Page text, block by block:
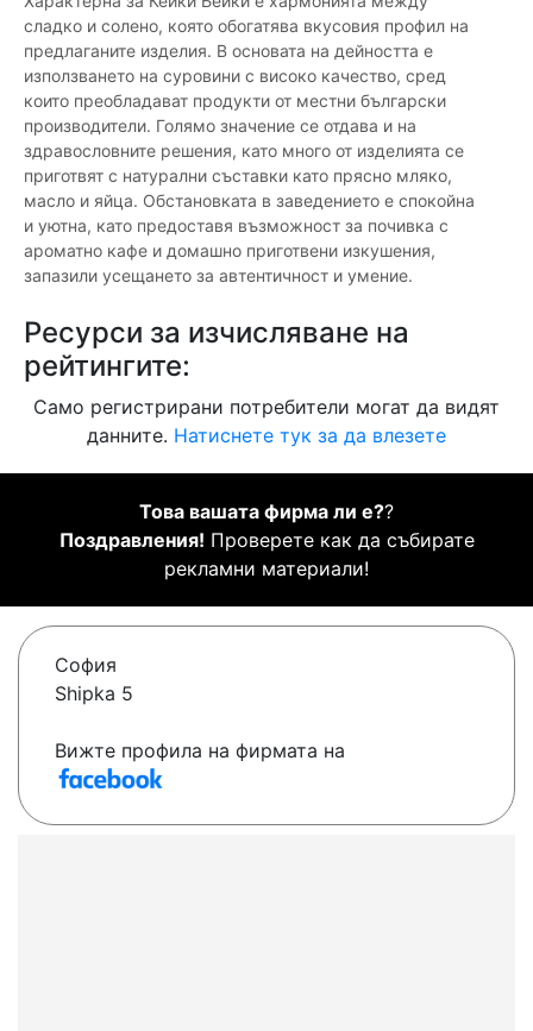
сладко и солено, която обогатява вкусовия профил на
предлаганите изделия. В основата на дейността е
използването на суровини с високо качество, сред
които преобладават продукти от местни български
производители. Голямо значение се отдава и на
здравословните решения, като много от изделията се
приготвят с натурални съставки като прясно мляко,
масло и яйца. Обстановката в заведението е спокойна
и уютна, като предоставя възможност за почивка с
ароматно кафе и домашно приготвени изкушения,
запазили усещането за автентичност и умение.
Ресурси за изчисляване на
рейтингите:
Само регистрирани потребители могат да видят
данните. Натиснете тук за да влезете
Това вашата фирма ли е??
Поздравления! Проверете как да събирате
рекламни материали!
София
Shipka 5
Вижте профила на фирмата на